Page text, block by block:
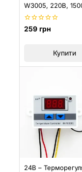
W3005, 220В,
0
259 грн
Купити
24В –